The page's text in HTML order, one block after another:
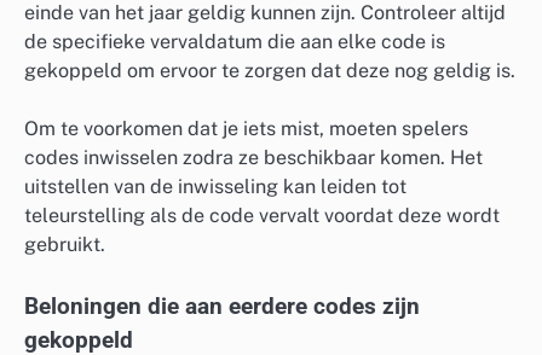
einde van het jaar geldig kunnen zijn. Controleer altijd
de specifieke vervaldatum die aan elke code is
gekoppeld om ervoor te zorgen dat deze nog geldig is.
Om te voorkomen dat je iets mist, moeten spelers
codes inwisselen zodra ze beschikbaar komen. Het
uitstellen van de inwisseling kan leiden tot
teleurstelling als de code vervalt voordat deze wordt
gebruikt.
Beloningen die aan eerdere codes zijn
gekoppeld